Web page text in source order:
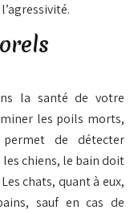
la santé de votre
les poils morts,
de détecter
chiens, le bain doit
chats, quant à eux,
sauf en cas de